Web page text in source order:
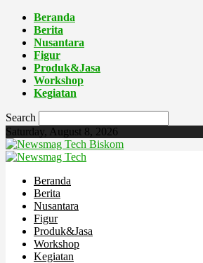
Beranda
Berita
Nusantara
Figur
Produk&Jasa
Workshop
Kegiatan
Search
Saturday, August 8, 2026
Biskom
Beranda
Berita
Nusantara
Figur
Produk&Jasa
Workshop
Kegiatan